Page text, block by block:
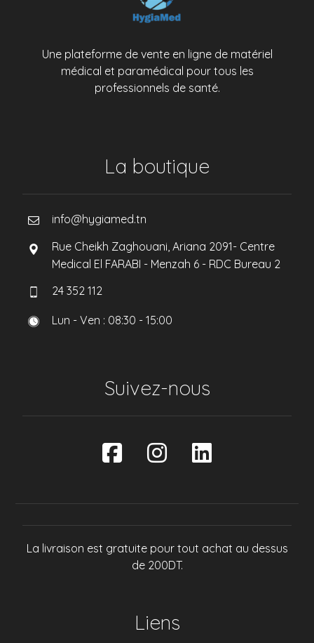
Une plateforme de vente en ligne de matériel
médical et paramédical pour tous les
professionnels de santé.
La boutique
info@hygiamed.tn
Rue Cheikh Zaghouani, Ariana 2091- Centre
Medical El FARABI - Menzah 6 - RDC Bureau 2
24 352 112
Lun - Ven : 08:30 - 15:00
Suivez-nous
La livraison est gratuite pour tout achat au dessus
de 200DT.
Liens